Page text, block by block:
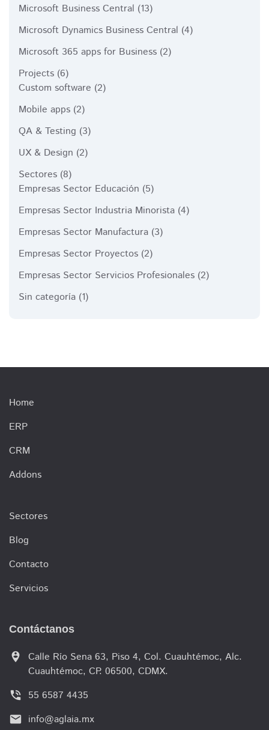
Microsoft Business Central (13)
Microsoft Dynamics Business Central (4)
Microsoft 365 apps for Business (2)
Projects (6)
Custom software (2)
Mobile apps (2)
QA & Testing (3)
UX & Design (2)
Sectores (8)
Empresas Sector Educación (5)
Empresas Sector Industria Minorista (4)
Empresas Sector Manufactura (3)
Empresas Sector Proyectos (2)
Empresas Sector Servicios Profesionales (2)
Sin categoría (1)
Home
ERP
CRM
Addons
Sectores
Blog
Contacto
Servicios
Contáctanos
person_pin_circle
Calle Río Sena 63, Piso 4, Col. Cuauhtémoc, Alc.
Cuauhtémoc, CP. 06500, CDMX.
phone_in_talk 55 6587 4435
email info@aglaia.mx